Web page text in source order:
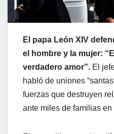
El papa León XIV
el hombre y la mujer:
verdadero amor”. El
habló de uniones
fuerzas que destruyen
ante miles de familias